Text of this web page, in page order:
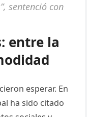
sentenció con
entre la
esperar. En
ha sido citado